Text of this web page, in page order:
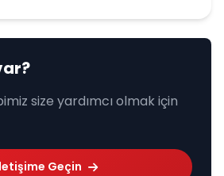
size yardımcı olmak için
Geçin